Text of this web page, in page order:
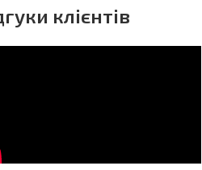
клієнтів